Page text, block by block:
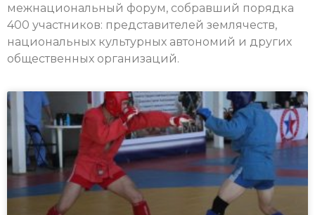
межнациональный форум, собравший порядка
400 участников: представителей землячеств,
национальных культурных автономий и других
общественных организаций.